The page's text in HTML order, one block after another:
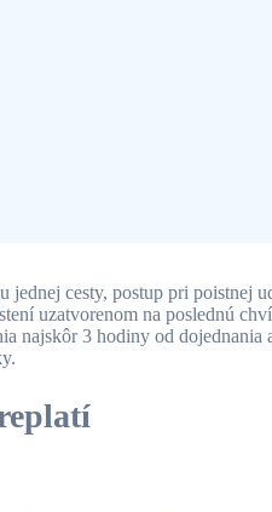
cesty, postup pri poistnej
uzatvorenom na poslednú
najskôr 3 hodiny od dojednania